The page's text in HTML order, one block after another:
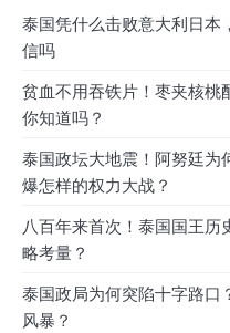
泰国凭什么击败意大利日本
信吗
贫血不用吞铁片！枣夹核
你知道吗？
泰国政坛大地震！阿努廷为
爆怎样的权力大战？
八百年来首次！泰国国王
略考量？
泰国政局为何突陷十字路口
风暴？